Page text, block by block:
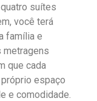
suítes
você terá
família e
metragens
que cada
espaço
e comodidade.